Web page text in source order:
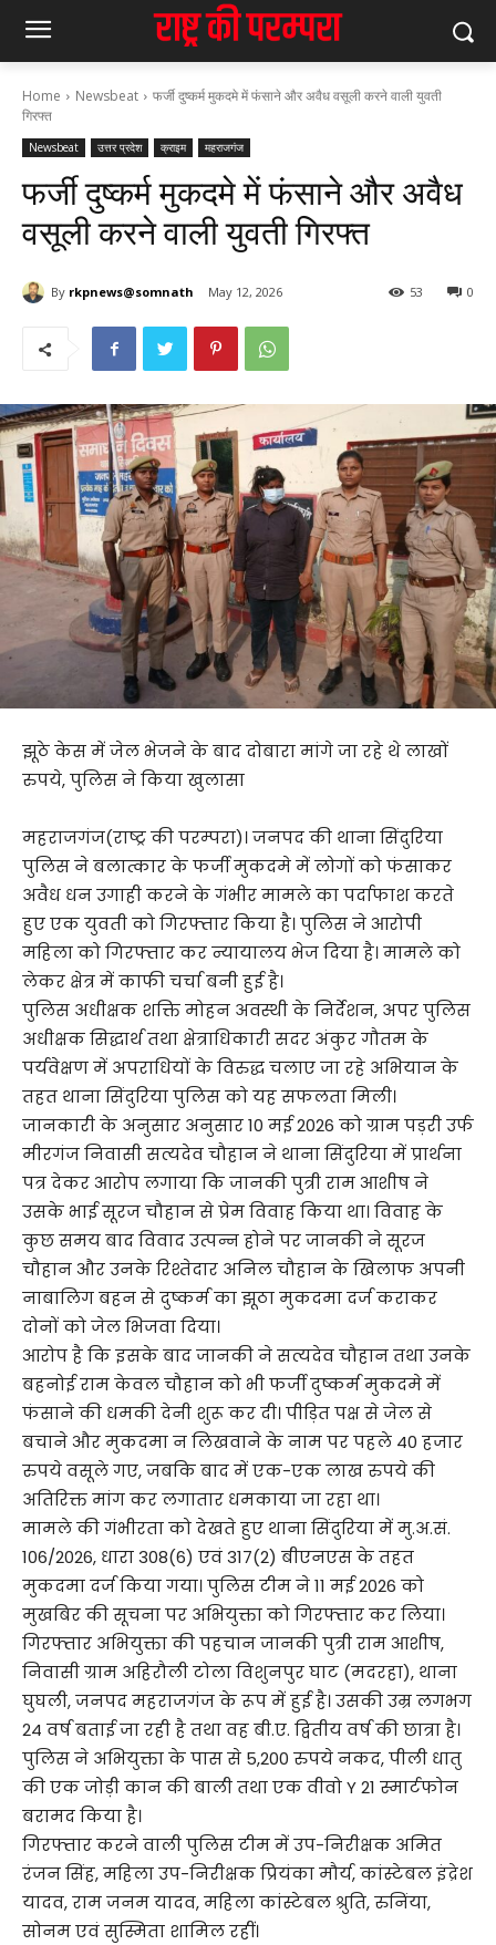
Home Newsbeat
फर्जी दुष्कर्म मुकदमे में फंसाने और अवैध वसूली करने वाली युवती
गिरफ्त
Newsbeat उत्तर प्रदेश क्राइम महराजगंज
फर्जी दुष्कर्म मुकदमे में फंसाने और अवैध
वसूली करने वाली युवती गिरफ्त
By rkpnews@somnath May 12, 2026 0
53
झूठे केस में जेल भेजने के बाद दोबारा मांगे जा रहे थे लाखों
रुपये, पुलिस ने किया खुलासा
महराजगंज(राष्ट्र की परम्परा)। जनपद की थाना सिंदुरिया
पुलिस ने बलात्कार के फर्जी मुकदमे में लोगों को फंसाकर
अवैध धन उगाही करने के गंभीर मामले का पर्दाफाश करते
हुए एक युवती को गिरफ्तार किया है। पुलिस ने आरोपी
महिला को गिरफ्तार कर न्यायालय भेज दिया है। मामले को
लेकर क्षेत्र में काफी चर्चा बनी हुई है।
पुलिस अधीक्षक शक्ति मोहन अवस्थी के निर्देशन, अपर पुलिस
अधीक्षक सिद्धार्थ तथा क्षेत्राधिकारी सदर अंकुर गौतम के
पर्यवेक्षण में अपराधियों के विरुद्ध चलाए जा रहे अभियान के
तहत थाना सिंदुरिया पुलिस को यह सफलता मिली।
जानकारी के अनुसार अनुसार 10 मई 2026 को ग्राम पड़री उर्फ
मीरगंज निवासी सत्यदेव चौहान ने थाना सिंदुरिया में प्रार्थना
पत्र देकर आरोप लगाया कि जानकी पुत्री राम आशीष ने
उसके भाई सूरज चौहान से प्रेम विवाह किया था। विवाह के
कुछ समय बाद विवाद उत्पन्न होने पर जानकी ने सूरज
चौहान और उनके रिश्तेदार अनिल चौहान के खिलाफ अपनी
नाबालिग बहन से दुष्कर्म का झूठा मुकदमा दर्ज कराकर
दोनों को जेल भिजवा दिया।
आरोप है कि इसके बाद जानकी ने सत्यदेव चौहान तथा उनके
बहनोई राम केवल चौहान को भी फर्जी दुष्कर्म मुकदमे में
फंसाने की धमकी देनी शुरू कर दी। पीड़ित पक्ष से जेल से
बचाने और मुकदमा न लिखवाने के नाम पर पहले 40 हजार
रुपये वसूले गए, जबकि बाद में एक-एक लाख रुपये की
अतिरिक्त मांग कर लगातार धमकाया जा रहा था।
मामले की गंभीरता को देखते हुए थाना सिंदुरिया में मु.अ.सं.
106/2026, धारा 308(6) एवं 317(2) बीएनएस के तहत
मुकदमा दर्ज किया गया। पुलिस टीम ने 11 मई 2026 को
मुखबिर की सूचना पर अभियुक्ता को गिरफ्तार कर लिया।
गिरफ्तार अभियुक्ता की पहचान जानकी पुत्री राम आशीष,
निवासी ग्राम अहिरौली टोला विशुनपुर घाट (मदरहा), थाना
घुघली, जनपद महराजगंज के रूप में हुई है। उसकी उम्र लगभग
24 वर्ष बताई जा रही है तथा वह बी.ए. द्वितीय वर्ष की छात्रा है।
पुलिस ने अभियुक्ता के पास से 5,200 रुपये नकद, पीली धातु
की एक जोड़ी कान की बाली तथा एक वीवो Y 21 स्मार्टफोन
बरामद किया है।
गिरफ्तार करने वाली पुलिस टीम में उप-निरीक्षक अमित
रंजन सिंह, महिला उप-निरीक्षक प्रियंका मौर्य, कांस्टेबल इंद्रेश
यादव, राम जनम यादव, महिला कांस्टेबल श्रुति, रुनिंया,
सोनम एवं सुस्मिता शामिल रहीं।